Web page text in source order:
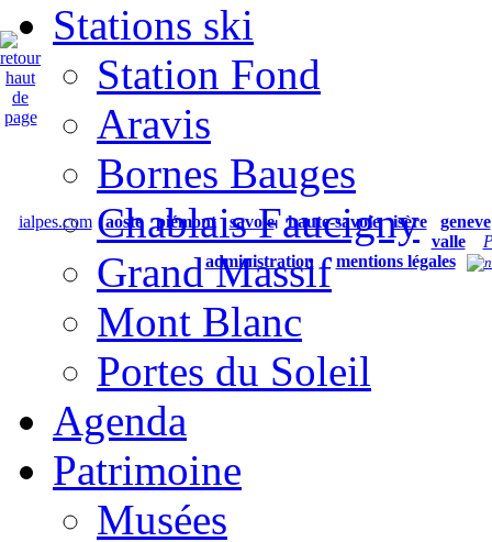
ialpes.com aoste piémont savoie haute-savoie isère
geneve
valle
administration
mentions légales
Stations ski
Station Fond
Aravis
Bornes Bauges
Chablais Faucigny
Grand Massif
Mont Blanc
Portes du Soleil
Agenda
Patrimoine
Musées